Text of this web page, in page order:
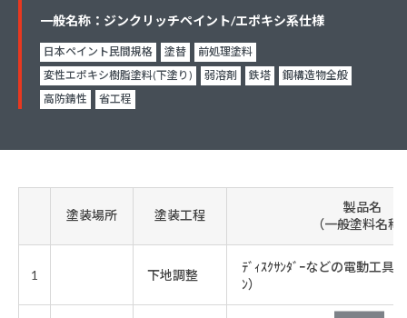
一般名称：ジンクリッチペイント/エポキシ系仕様
日本ペイント民間規格 塗替
前処理塗料
変性エポキシ樹脂塗料(下塗り)
弱溶剤 鉄塔
鋼構造物全般
高防錆性
省工程
塗装場所 塗装工程
製品名
（一般塗料名称
1 下地調整
ﾃﾞｨｽｸｻﾝﾀﾞｰなどの電動工具
ﾝ）